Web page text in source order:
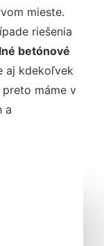
mieste.
riešenia
betónové
aj kdekoľvek
máme v
a